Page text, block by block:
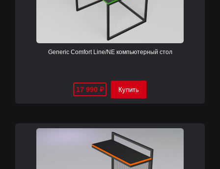
Generic Comfort Line/NE компьютерный стол
17 990 ₽